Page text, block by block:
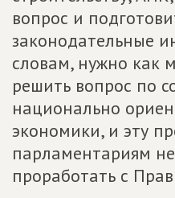
вопрос и
законодательные
словам, нужно как
решить вопрос по
национально
экономики, и эту
парламентариям
проработать с